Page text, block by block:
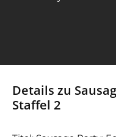
Details zu
Staffel 2